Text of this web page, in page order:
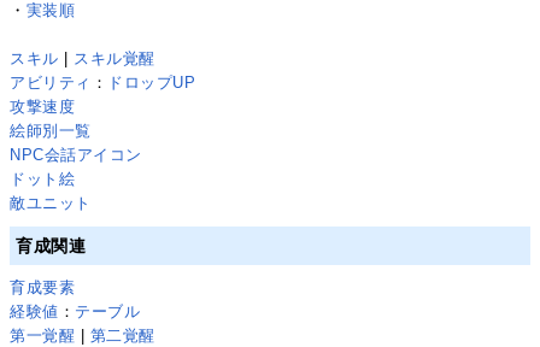
・ 実装順
スキル
スキル覚醒
アビリティ ： ドロップUP
攻撃速度
絵師別一覧
NPC会話アイコン
ドット絵
敵ユニット
育成関連
育成要素
経験値 ： テーブル
第一覚醒
第二覚醒